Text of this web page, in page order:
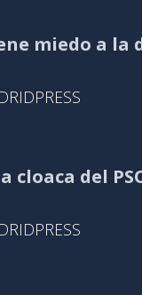
miedo a la
cloaca del